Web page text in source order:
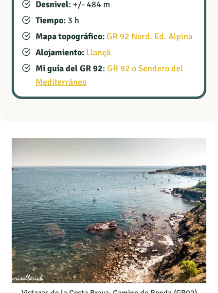
Desnivel: +/- 484 m
Tiempo: 3 h
Mapa topográfico: GR 92 Nord. Ed. Alpina
Alojamiento: Llançà
Mi guía del GR 92: GR 92 o Sendero del
Mediterráneo